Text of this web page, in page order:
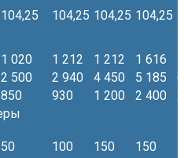
104,25 104,25 104,25 104,25
1 020 1 212 1 212 1 616
2 500 2 940 4 450 5 185
850 930 1 200 2 400
50 100 150 150